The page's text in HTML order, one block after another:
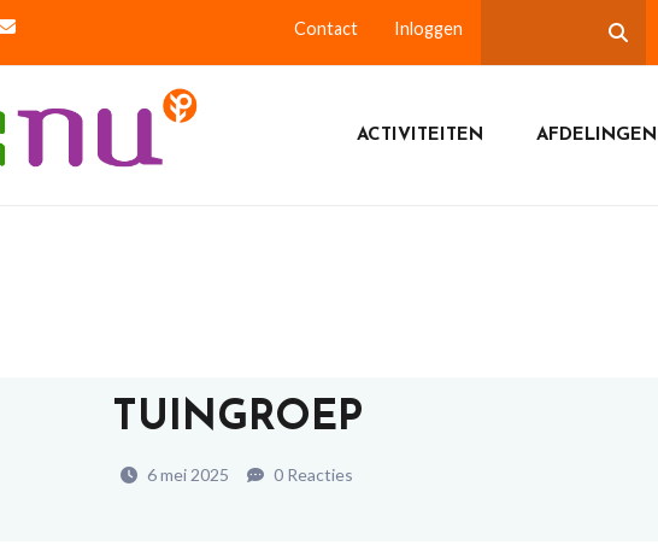
Contact Inloggen
ACTIVITEITEN AFDELINGEN
TUINGROEP
6 mei 2025 0 Reacties